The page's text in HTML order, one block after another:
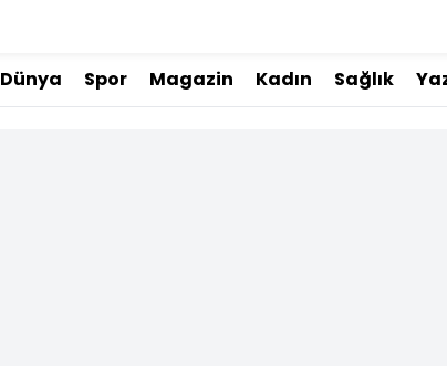
Dünya Spor Magazin Kadın Sağlık